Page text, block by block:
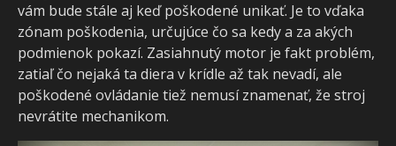
vám bude stále aj keď poškodené unikať. Je to vďaka
zónam poškodenia, určujúce čo sa kedy a za akých
podmienok pokazí. Zasiahnutý motor je fakt problém,
zatiaľ čo nejaká ta diera v krídle až tak nevadí, ale
poškodené ovládanie tiež nemusí znamenať, že stroj
nevrátite mechanikom.